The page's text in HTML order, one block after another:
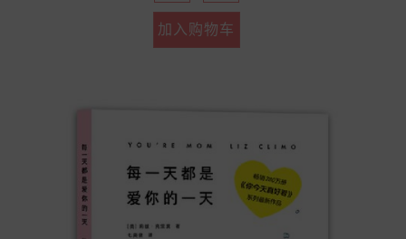
加入购物车